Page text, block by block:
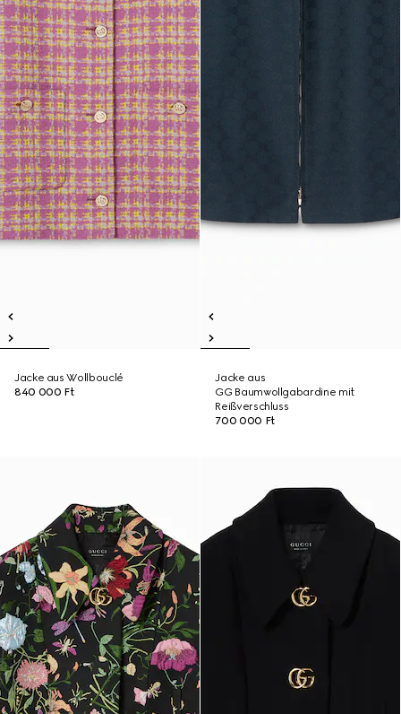
Jacke aus Wollbouclé
840 000 Ft
Jacke aus
GG Baumwollgabardine mit
Reißverschluss
700 000 Ft